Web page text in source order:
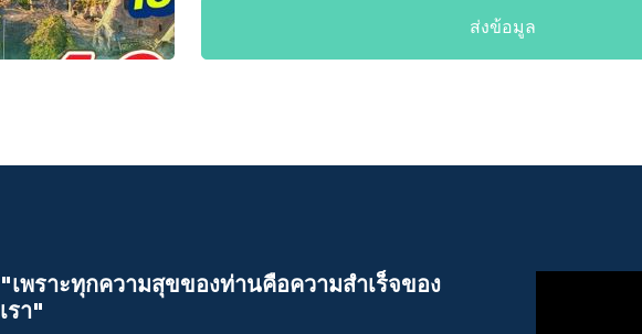
ส่งข้อมูล
"เพราะทุกความสุขของท่านคือความสําเร็จของ
เรา"